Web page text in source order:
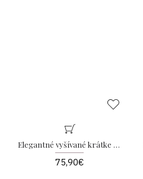
Elegantné vyšívané krátke šaty s kvetmi Tiffany AB 258
75,90€